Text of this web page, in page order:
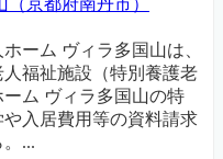
ーム ヴィラ多国山は、
福祉施設（特別養護老
ム ヴィラ多国山の特
入居費用等の資料請求
...